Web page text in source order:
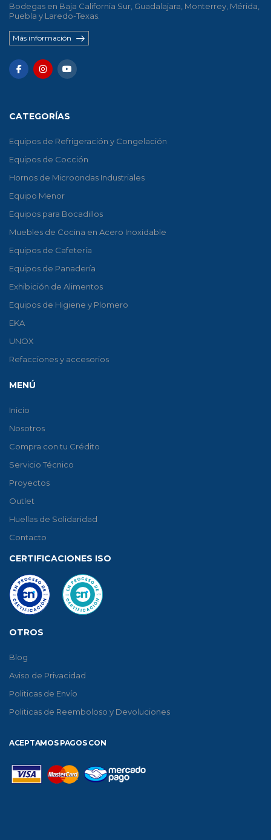
Bodegas en Baja California Sur, Guadalajara, Monterrey, Mérida,
Puebla y Laredo-Texas.
Más información
CATEGORÍAS
Equipos de Refrigeración y Congelación
Equipos de Cocción
Hornos de Microondas Industriales
Equipo Menor
Equipos para Bocadillos
Muebles de Cocina en Acero Inoxidable
Equipos de Cafetería
Equipos de Panadería
Exhibición de Alimentos
Equipos de Higiene y Plomero
EKA
UNOX
Refacciones y accesorios
MENÚ
Inicio
Nosotros
Compra con tu Crédito
Servicio Técnico
Proyectos
Outlet
Huellas de Solidaridad
Contacto
CERTIFICACIONES ISO
OTROS
Blog
Aviso de Privacidad
Politicas de Envío
Politicas de Reemboloso y Devoluciones
ACEPTAMOS PAGOS CON